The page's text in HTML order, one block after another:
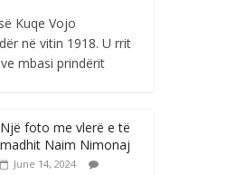
Kuqe Vojo
në vitin 1918. U rrit
mbasi prindërit
Një foto me vlerë e të
madhit Naim Nimonaj
June 14, 2024